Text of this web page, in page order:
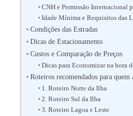
CNH e Permissão Internacional
Idade Mínima e Requisitos das
Condições das Estradas
Dicas de Estacionamento
Custos e Comparação de Preços
Dicas para Economizar na hora
Roteiros recomendados para
1. Roteiro Norte da Ilha
2. Roteiro Sul da Ilha
3. Roteiro Lagoa e Leste